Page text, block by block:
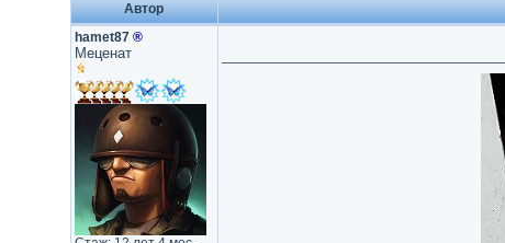
Автор
hamet87 ®
Меценат